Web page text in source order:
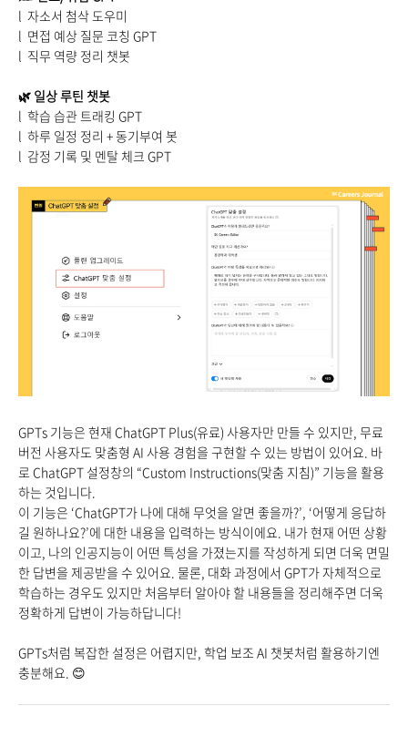
l 자소서 첨삭 도우미
l 면접 예상 질문 코칭 GPT
l 직무 역량 정리 챗봇
🌿 일상 루틴 챗봇
l 학습 습관 트래킹 GPT
l 하루 일정 정리 + 동기부여 봇
l 감정 기록 및 멘탈 체크 GPT
GPTs 기능은 현재 ChatGPT Plus(유료) 사용자만 만들 수 있지만, 무료
버전 사용자도 맞춤형 AI 사용 경험을 구현할 수 있는 방법이 있어요. 바
로 ChatGPT 설정창의 “Custom Instructions(맞춤 지침)” 기능을 활용
하는 것입니다.
이 기능은 ‘ChatGPT가 나에 대해 무엇을 알면 좋을까?’, ‘어떻게 응답하
길 원하나요?’에 대한 내용을 입력하는 방식이에요. 내가 현재 어떤 상황
이고, 나의 인공지능이 어떤 특성을 가졌는지를 작성하게 되면 더욱 면밀
한 답변을 제공받을 수 있어요. 물론, 대화 과정에서 GPT가 자체적으로
학습하는 경우도 있지만 처음부터 알아야 할 내용들을 정리해주면 더욱
정확하게 답변이 가능하답니다!
GPTs처럼 복잡한 설정은 어렵지만, 학업 보조 AI 챗봇처럼 활용하기엔
충분해요. 😊